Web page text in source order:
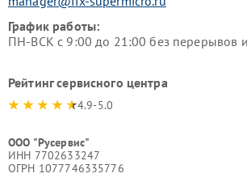
График работы:
ПН-ВСК с 9:00 до 21:00 без перерывов
Рейтинг сервисного центра
4.9-5.0
ООО "Русервис"
ИНН 7702633247
ОГРН 1077746335776